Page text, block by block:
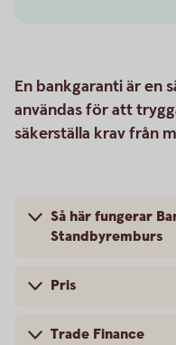
En bankgaranti är en
användas för att
säkerställa krav från
Så här fungerar
Standbyremburs
Pris
Trade Finance